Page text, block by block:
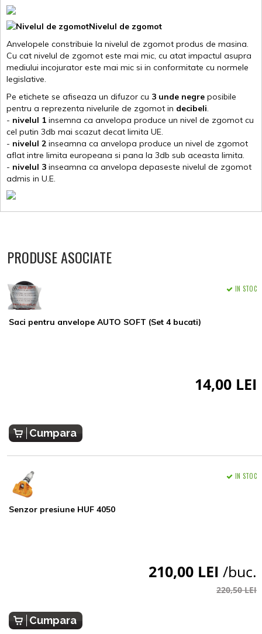
Nivelul de zgomot
Anvelopele constribuie la nivelul de zgomot produs de masina.
Cu cat nivelul de zgomot este mai mic, cu atat impactul asupra
mediului incojurator este mai mic si in conformitate cu normele
legislative.
Pe etichete se afiseaza un difuzor cu 3 unde negre posibile
pentru a reprezenta nivelurile de zgomot in decibeli.
- nivelul 1 insemna ca anvelopa produce un nivel de zgomot cu
cel putin 3db mai scazut decat limita UE.
- nivelul 2 inseamna ca anvelopa produce un nivel de zgomot
aflat intre limita europeana si pana la 3db sub aceasta limita.
- nivelul 3 inseamna ca anvelopa depaseste nivelul de zgomot
admis in U.E.
PRODUSE ASOCIATE
Saci pentru anvelope AUTO SOFT (Set 4 bucati)
IN STOC
14,00 LEI
Cumpara
Senzor presiune HUF 4050
IN STOC
210,00 LEI /buc.
220,50 LEI
Cumpara